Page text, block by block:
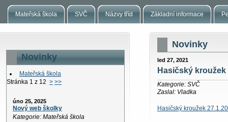
Mateřská škola SVČ Názvy tříd Základní informace
Novinky
Mateřská škola
Stránka 1 z 12 > >>
úno 25, 2025
Nový web školky
Kategorie: Mateřská škola
Novinky
led 27, 2021
Hasičský kroužek
Kategorie: SVČ
Zaslal: Vladka
Hasičský kroužek